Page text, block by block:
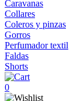
Caravanas
Collares
Coleros y pinzas
Gorros
Perfumador textil
Faldas
Shorts
0